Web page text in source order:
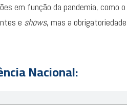
em função da pandemia, como
e shows, mas a
Nacional: